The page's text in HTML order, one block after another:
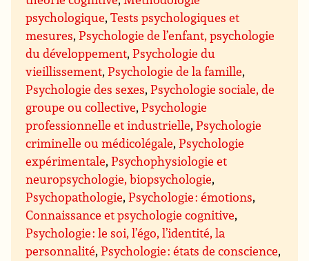
psychologique,Tests psychologiques et
mesures,Psychologie de l’enfant, psychologie
du développement,Psychologie du
vieillissement,Psychologie de la famille,
Psychologie des sexes,Psychologie sociale, de
groupe ou collective,Psychologie
professionnelle et industrielle,Psychologie
criminelle ou médicolégale,Psychologie
expérimentale,Psychophysiologie et
neuropsychologie, biopsychologie,
Psychopathologie,Psychologie : émotions,
Connaissance et psychologie cognitive,
Psychologie : le soi, l’égo, l’identité, la
personnalité,Psychologie : états de conscience,